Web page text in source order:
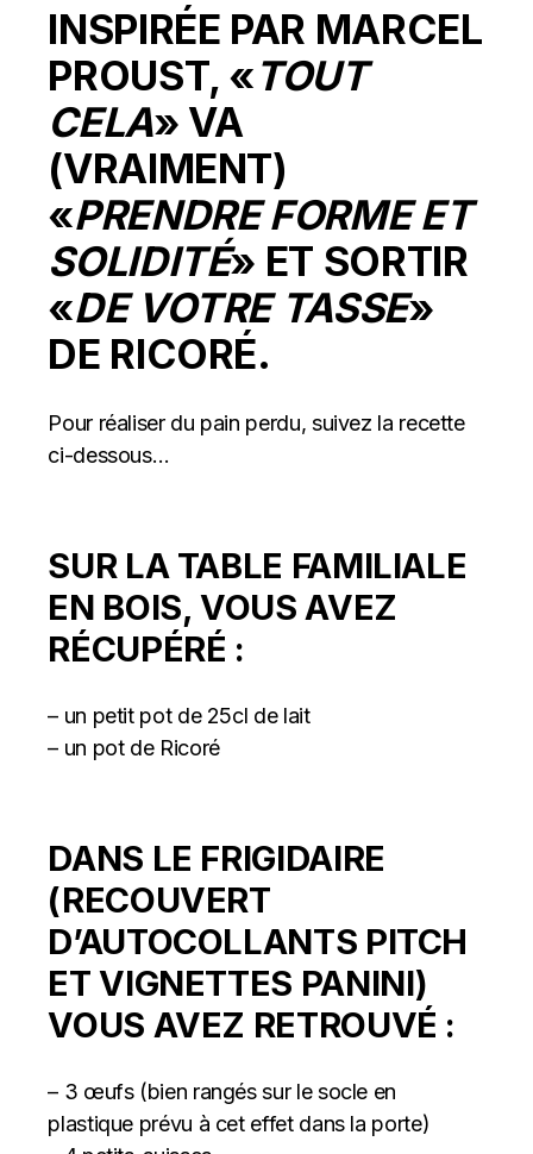
INSPIRÉE PAR MARCEL
PROUST, «TOUT
CELA» VA
(VRAIMENT)
«PRENDRE FORME ET
SOLIDITÉ» ET SORTIR
«DE VOTRE TASSE»
DE RICORÉ.
Pour réaliser du pain perdu, suivez la recette
ci-dessous…
SUR LA TABLE FAMILIALE
EN BOIS, VOUS AVEZ
RÉCUPÉRÉ :
– un petit pot de 25cl de lait
– un pot de Ricoré
DANS LE FRIGIDAIRE
(RECOUVERT
D’AUTOCOLLANTS PITCH
ET VIGNETTES PANINI)
VOUS AVEZ RETROUVÉ :
– 3 œufs (bien rangés sur le socle en
plastique prévu à cet effet dans la porte)